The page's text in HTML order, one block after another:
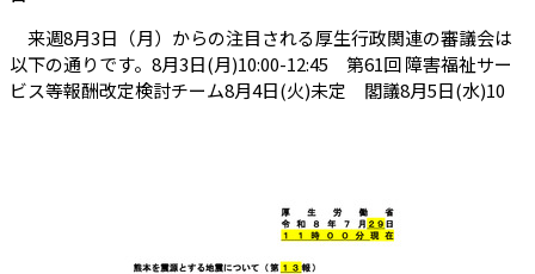
来週8月3日（月）からの注目される厚生行政関連の審議会は
以下の通りです。8月3日(月)10:00-12:45 第61回 障害福祉サー
ビス等報酬改定検討チーム8月4日(火)未定 閣議8月5日(水)10